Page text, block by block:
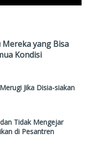
yang Bisa
Kondisi
Jika Disia-siakan
Tidak Mengejar
di Pesantren